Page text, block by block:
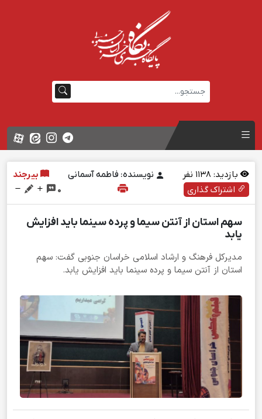
بازدید: نفر نویسنده: فاطمه آسمانی
بیرجند
اشتراک گذاری
0
سهم استان از آنتن سیما و پرده سینما باید افزایش
یابد
مدیرکل فرهنگ و ارشاد اسلامی خراسان جنوبی گفت: سهم
استان از آنتن سیما و پرده سینما باید افزایش یابد.